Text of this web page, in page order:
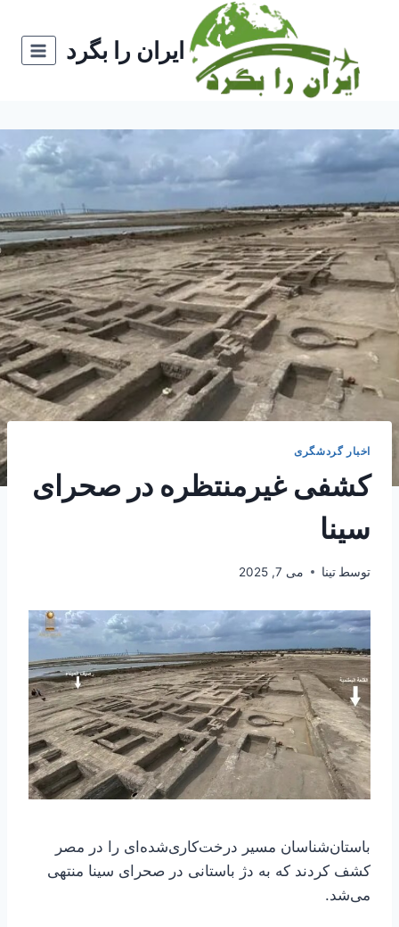
ایران را بگرد
اخبار گردشگری
کشفی غیرمنتظره در صحرای
سینا
توسط تینا می 7, 2025
باستان‌شناسان مسیر درخت‌کاری‌شده‌ای را در مصر
کشف کردند که به دژ باستانی در صحرای سینا منتهی
می‌شد.